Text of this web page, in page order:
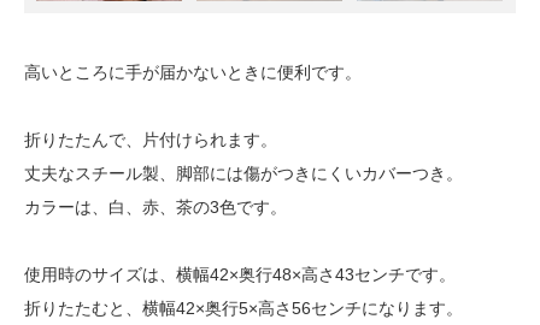
高いところに手が届かないときに便利です。
折りたたんで、片付けられます。
丈夫なスチール製、脚部には傷がつきにくいカバーつき。
カラーは、白、赤、茶の3色です。
使用時のサイズは、横幅42×奥行48×高さ43センチです。
折りたたむと、横幅42×奥行5×高さ56センチになります。